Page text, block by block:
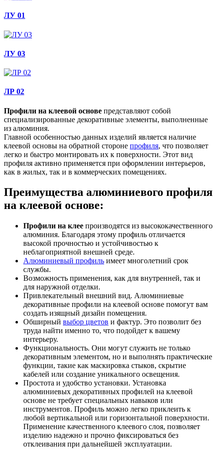
ЛУ 01
ЛУ 03
ЛР 02
Профили на клеевой основе представляют собой
специализированные декоративные элементы, выполненные
из алюминия.
Главной особенностью данных изделий является наличие
клеевой основы на обратной стороне профиля, что позволяет
легко и быстро монтировать их к поверхности. Этот вид
профиля активно применяется при оформлении интерьеров,
как в жилых, так и в коммерческих помещениях.
Преимущества алюминиевого профиля
на клеевой основе:
Профили на клее производятся из высококачественного
алюминия. Благодаря этому профиль отличается
высокой прочностью и устойчивостью к
неблагоприятной внешней среде.
Алюминиевый профиль имеет многолетний срок
службы.
Возможность применения, как для внутренней, так и
для наружной отделки.
Привлекательный внешний вид. Алюминиевые
декоративные профили на клеевой основе помогут вам
создать изящный дизайн помещения.
Обширный выбор цветов и фактур. Это позволит без
труда найти именно то, что подойдет к вашему
интерьеру.
Функциональность. Они могут служить не только
декоративным элементом, но и выполнять практические
функции, такие как маскировка стыков, скрытие
кабелей или создание уникального освещения.
Простота и удобство установки. Установка
алюминиевых декоративных профилей на клеевой
основе не требует специальных навыков или
инструментов. Профиль можно легко приклеить к
любой вертикальной или горизонтальной поверхности.
Применение качественного клеевого слоя, позволяет
изделию надежно и прочно фиксироваться без
отклеивания при дальнейшей эксплуатации.